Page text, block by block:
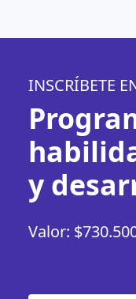
INSCRÍBETE
y
Valor: